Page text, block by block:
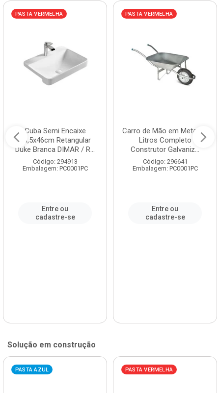
PASTA VERMELHA
Cuba Semi Encaixe
58,5x46cm Retangular
Duke Branca DIMAR / R...
Código: 294913
Embalagem: PC0001PC
Entre ou
cadastre-se
PASTA VERMELHA
Carro de Mão em Metal 60
Litros Completo
Construtor Galvaniz...
Código: 296641
Embalagem: PC0001PC
Entre ou
cadastre-se
Solução em construção
PASTA AZUL PASTA VERMELHA